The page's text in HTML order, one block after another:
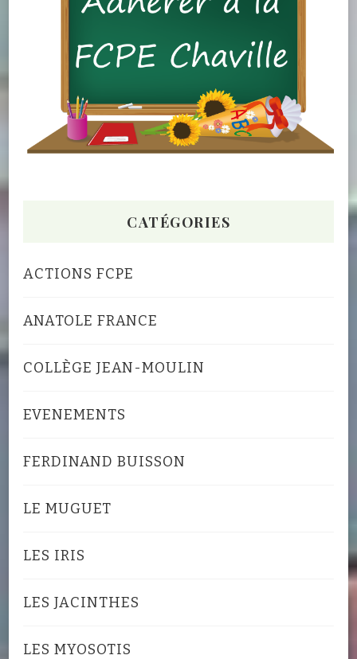
CATÉGORIES
ACTIONS FCPE
ANATOLE FRANCE
COLLÈGE JEAN-MOULIN
EVENEMENTS
FERDINAND BUISSON
LE MUGUET
LES IRIS
LES JACINTHES
LES MYOSOTIS